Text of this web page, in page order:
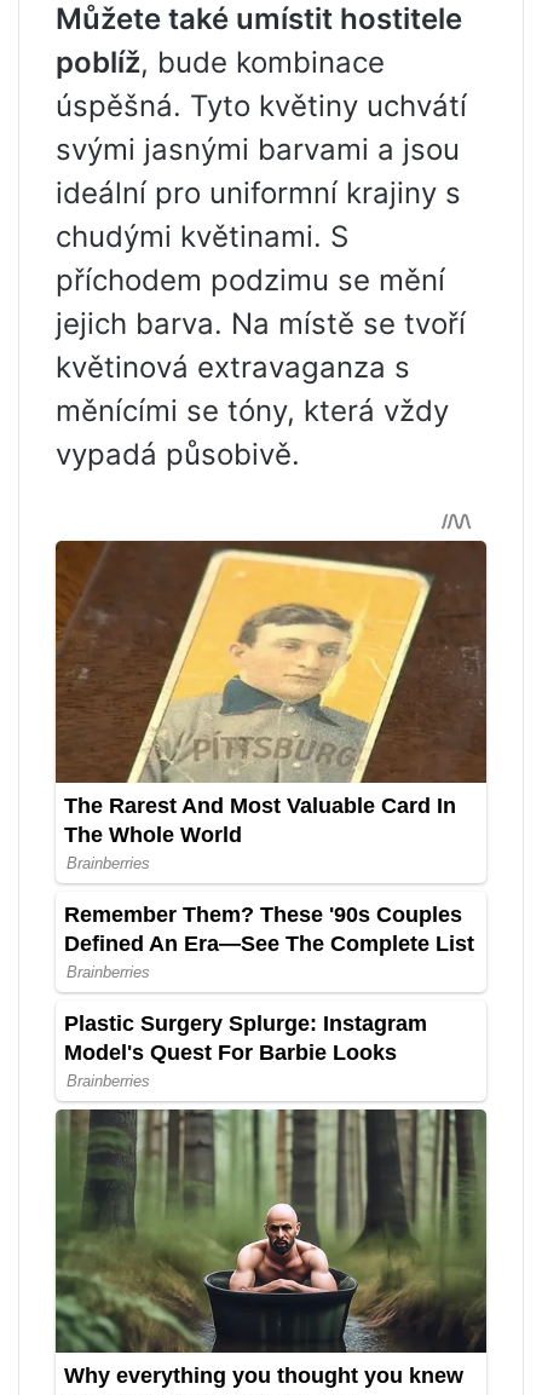
Můžete také umístit hostitele
poblíž, bude kombinace
úspěšná. Tyto květiny uchvátí
svými jasnými barvami a jsou
ideální pro uniformní krajiny s
chudými květinami. S
příchodem podzimu se mění
jejich barva. Na místě se tvoří
květinová extravaganza s
měnícími se tóny, která vždy
vypadá působivě.